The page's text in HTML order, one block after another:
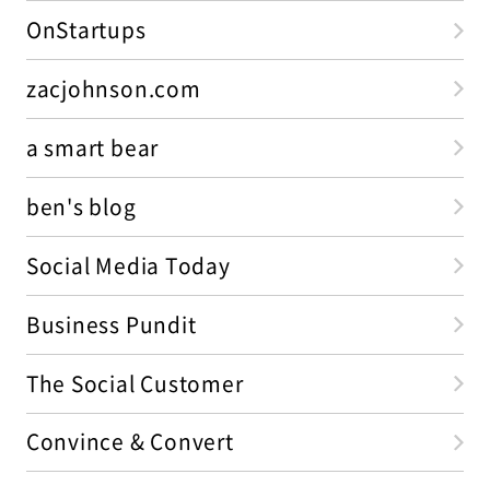
OnStartups
zacjohnson.com
a smart bear
ben's blog
Social Media Today
Business Pundit
The Social Customer
Convince & Convert